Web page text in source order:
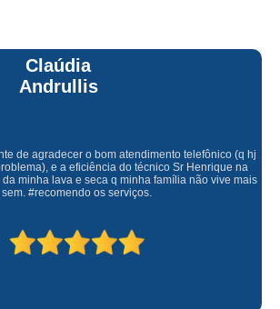
Claúdia
Andrullis
de agradecer o bom atendimento telefônico (q hj
e a eficiência do técnico Sr Henrique na
minha lava e seca q minha família não vive mais
sem. #recomendo os serviços.